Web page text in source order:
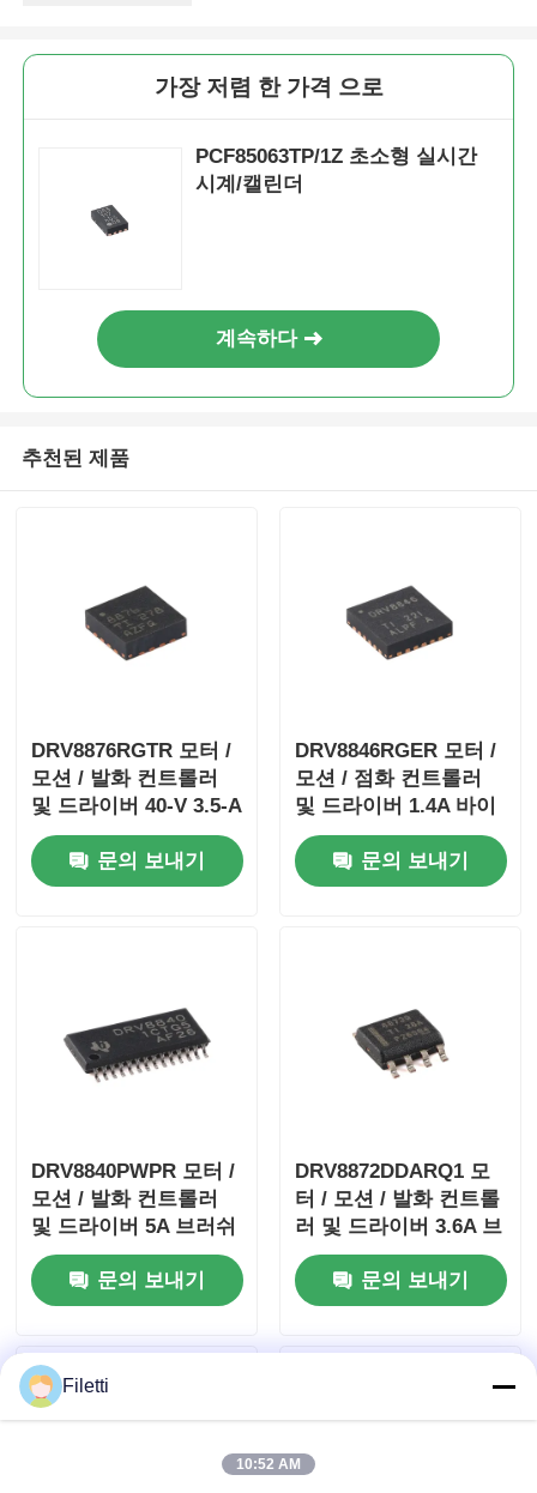
가장 저렴 한 가격 으로
PCF85063TP/1Z 초소형 실시간
시계/캘린더
계속하다
추천된 제품
DRV8876RGTR 모터 /
모션 / 발화 컨트롤러
및 드라이버 40-V 3.5-A
H 브릿지 모터 드라이
버와 I
문의 보내기
DRV8846RGER 모터 /
모션 / 점화 컨트롤러
및 드라이버 1.4A 바이
폴라 스테퍼 모터 드라
이버
문의 보내기
DRV8840PWPR 모터 /
모션 / 발화 컨트롤러
및 드라이버 5A 브러쉬
DC 모터 드라이버
문의 보내기
DRV8872DDARQ1 모
터 / 모션 / 발화 컨트롤
러 및 드라이버 3.6A 브
러시 DC 모터 드라이버
W / 결함 보고서
문의 보내기
Filetti
10:52 AM